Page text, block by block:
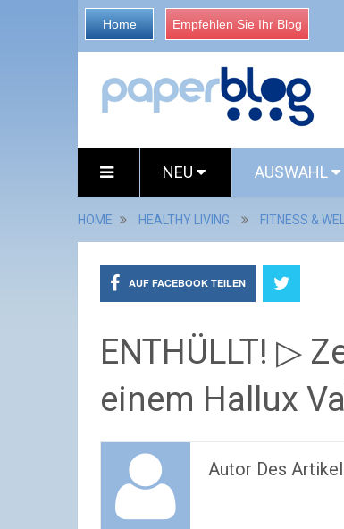
Home Empfehlen Sie Ihr Blog
NEU AUSWAHL
HOME HEALTHY LIVING FITNESS &
AUF FACEBOOK TEILEN
ENTHÜLLT! ▷
einem Hallux
Autor Des